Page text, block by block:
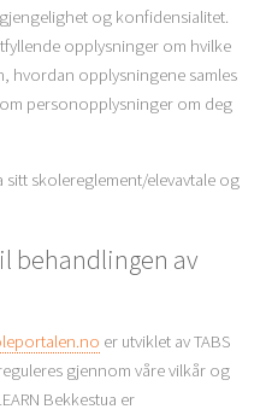
og konfidensialitet.
opplysninger om hvilke
hvordan opplysningene samles
personopplysninger om deg
sitt skolereglement/elevavtale og
behandlingen av
er utviklet av TABS
gjennom våre vilkår og
Bekkestua er